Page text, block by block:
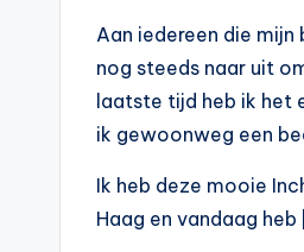
Aan iedereen die
nog steeds naar uit
laatste tijd heb ik het
ik gewoonweg een
Ik heb deze mooie
Haag en vandaag heb